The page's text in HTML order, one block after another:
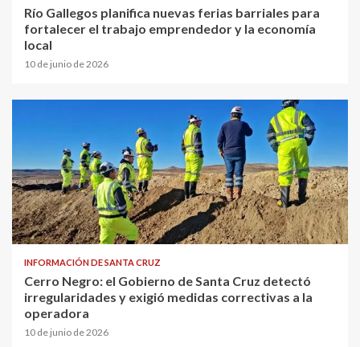
Río Gallegos planifica nuevas ferias barriales para
fortalecer el trabajo emprendedor y la economía
local
10 de junio de 2026
INFORMACIÓN DE SANTA CRUZ
Cerro Negro: el Gobierno de Santa Cruz detectó
irregularidades y exigió medidas correctivas a la
operadora
10 de junio de 2026